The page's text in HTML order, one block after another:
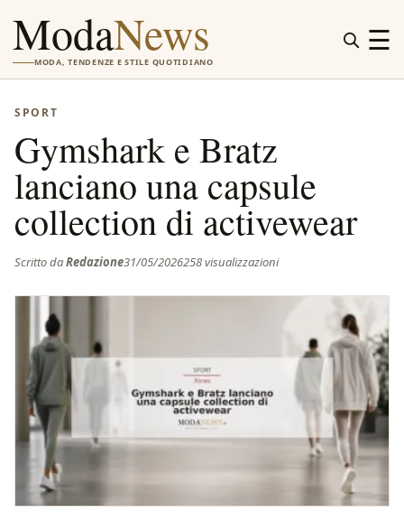
ModaNews
MODA, TENDENZE E STILE QUOTIDIANO
☰
SPORT
Gymshark e Bratz
lanciano una capsule
collection di activewear
Scritto daRedazione31/05/2026258 visualizzazioni